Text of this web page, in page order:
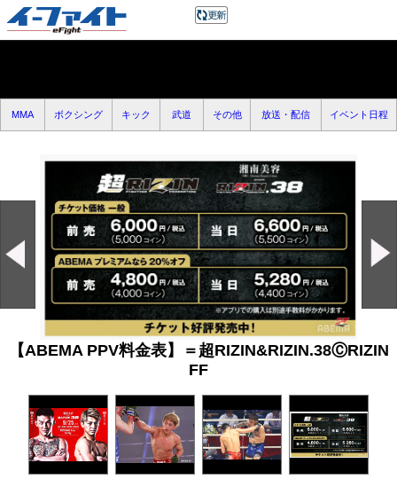
MMA ボクシング キック 武道 その他 放送・配信 イベント日程
【ABEMA PPV料金表】＝超RIZIN&RIZIN.38ⒸRIZIN
FF